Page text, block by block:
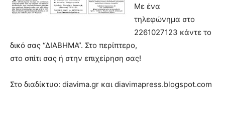
Με ένα
τηλεφώνημα στο
2261027123 κάντε το
δικό σας “ΔΙΑΒΗΜΑ”. Στο περίπτερο,
στο σπίτι σας ή στην επιχείρηση σας!
Στο διαδίκτυο: diavima.gr και diavimapress.blogspot.com